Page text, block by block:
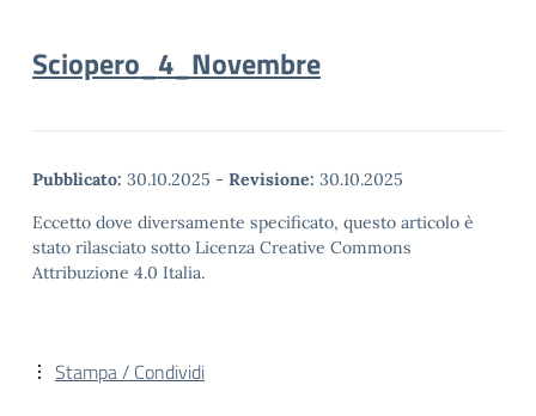
Sciopero_4_Novembre
Pubblicato: 30.10.2025 - Revisione: 30.10.2025
Eccetto dove diversamente specificato, questo articolo è
stato rilasciato sotto Licenza Creative Commons
Attribuzione 4.0 Italia.
Stampa / Condividi